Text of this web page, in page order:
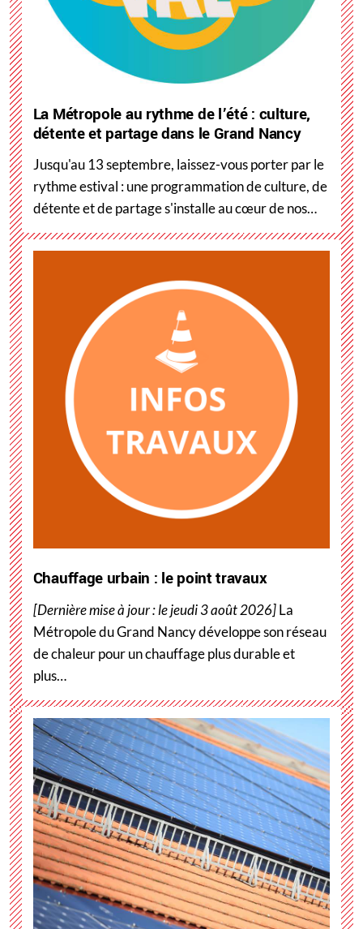
La Métropole au rythme de l’été : culture,
détente et partage dans le Grand Nancy
Jusqu'au 13 septembre, laissez-vous porter par le
rythme estival : une programmation de culture, de
détente et de partage s'installe au cœur de nos…
Chauffage urbain : le point travaux
[Dernière mise à jour : le jeudi 3 août 2026]La
Métropole du Grand Nancy développe son réseau
de chaleur pour un chauffage plus durable et
plus…